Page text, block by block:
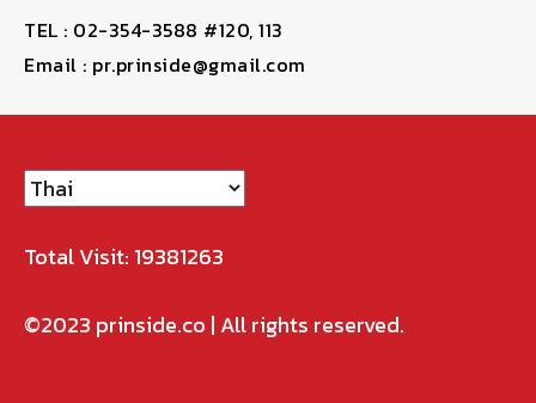
TEL : 02-354-3588 #120, 113
Email : pr.prinside@gmail.com
Total Visit: 19381263
©2023 prinside.co | All rights reserved.